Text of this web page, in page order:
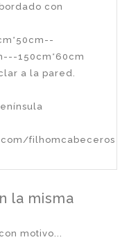
con
150cm*60cm
a la pared.
filhomcabeceros
la misma